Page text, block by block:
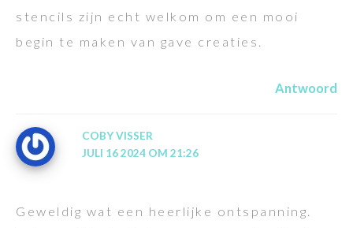
stencils zijn echt welkom om een mooi
begin te maken van gave creaties.
Antwoord
COBY VISSER
JULI 16 2024 OM 21:26
Geweldig wat een heerlijke ontspanning.